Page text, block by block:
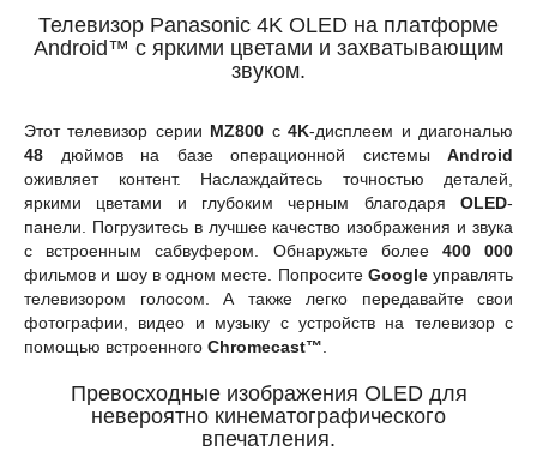
Телевизор Panasonic 4K OLED на платформе
Android™ с яркими цветами и захватывающим
звуком.
Этот телевизор серии MZ800 с4K-дисплеем и диагональю
48 дюймов на базе операционной системы Android
оживляет контент. Наслаждайтесь точностью деталей,
яркими цветами и глубоким черным благодаря OLED-
панели. Погрузитесь в лучшее качество изображения и звука
с встроенным сабвуфером. Обнаружьте более 400 000
фильмов и шоу в одном месте. Попросите Google управлять
телевизором голосом. А также легко передавайте свои
фотографии, видео и музыку с устройств на телевизор с
помощью встроенного Chromecast™
Превосходные изображения OLED для
невероятно кинематографического
впечатления.